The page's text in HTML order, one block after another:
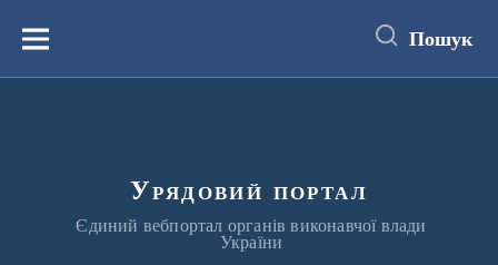
вмістуМеню Пошук
Урядовий портал
Єдиний вебпортал органів виконавчої влади
України